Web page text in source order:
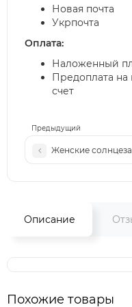
Предыдущий
Женские
Новая почта
Укрпочта
Оплата:
Наложенный
Предоплата на
счет
Описание
Похожие товары